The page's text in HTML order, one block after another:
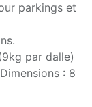
parkings et
par dalle)
: 8